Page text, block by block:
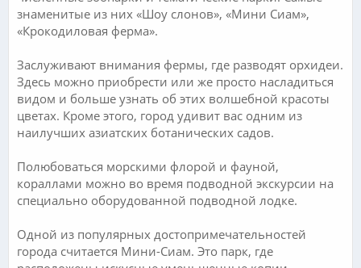
знаменитые из них «Шоу слонов», «Мини Сиам»,
«Крокодиловая ферма».
Заслуживают внимания фермы, где разводят орхидеи.
Здесь можно приобрести или же просто насладиться
видом и больше узнать об этих волшебной красоты
цветах. Кроме этого, город удивит вас одним из
наилучших азиатских ботанических садов.
Полюбоваться морскими флорой и фауной,
кораллами можно во время подводной экскурсии на
специально оборудованной подводной лодке.
Одной из популярных достопримечательностей
города считается Мини-Сиам. Это парк, где